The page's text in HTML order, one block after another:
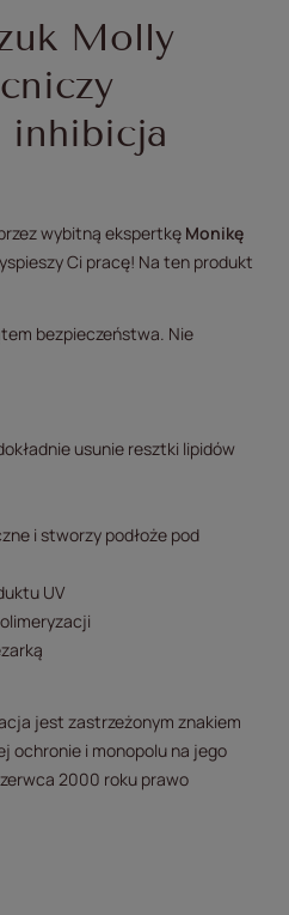
Molly
inhibicja
wybitną ekspertkę Monikę
Ci pracę! Na ten produkt
bezpieczeństwa. Nie
usunie resztki lipidów
i stworzy podłoże pod
UV
jest zastrzeżonym znakiem
ochronie i monopolu na jego
2000 roku prawo